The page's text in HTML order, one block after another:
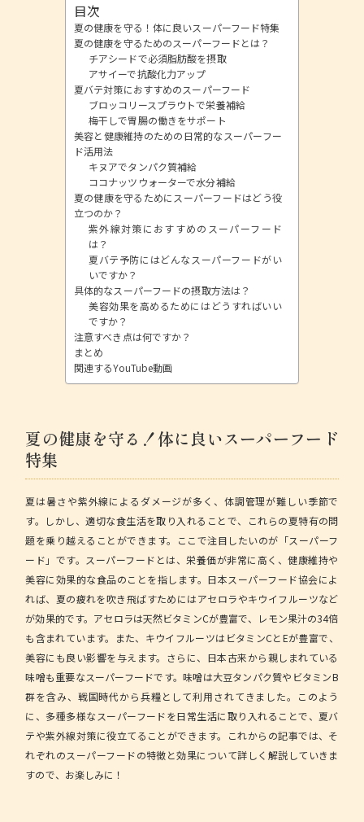
目次
夏の健康を守る！体に良いスーパーフード特集
夏の健康を守るためのスーパーフードとは？
チアシードで必須脂肪酸を摂取
アサイーで抗酸化力アップ
夏バテ対策におすすめのスーパーフード
ブロッコリースプラウトで栄養補給
梅干しで胃腸の働きをサポート
美容と健康維持のための日常的なスーパーフー
ド活用法
キヌアでタンパク質補給
ココナッツウォーターで水分補給
夏の健康を守るためにスーパーフードはどう役
立つのか？
紫外線対策におすすめのスーパーフード
は？
夏バテ予防にはどんなスーパーフードがい
いですか？
具体的なスーパーフードの摂取方法は？
美容効果を高めるためにはどうすればいい
ですか？
注意すべき点は何ですか？
まとめ
関連するYouTube動画
夏の健康を守る！体に良いスーパーフード
特集
夏は暑さや紫外線によるダメージが多く、体調管理が難しい季節で
す。しかし、適切な食生活を取り入れることで、これらの夏特有の問
題を乗り越えることができます。ここで注目したいのが「スーパーフ
ード」です。スーパーフードとは、栄養価が非常に高く、健康維持や
美容に効果的な食品のことを指します。日本スーパーフード協会によ
れば、夏の疲れを吹き飛ばすためにはアセロラやキウイフルーツなど
が効果的です。アセロラは天然ビタミンCが豊富で、レモン果汁の34倍
も含まれています。また、キウイフルーツはビタミンCとEが豊富で、
美容にも良い影響を与えます。さらに、日本古来から親しまれている
味噌も重要なスーパーフードです。味噌は大豆タンパク質やビタミンB
群を含み、戦国時代から兵糧として利用されてきました。このよう
に、多種多様なスーパーフードを日常生活に取り入れることで、夏バ
テや紫外線対策に役立てることができます。これからの記事では、そ
れぞれのスーパーフードの特徴と効果について詳しく解説していきま
すので、お楽しみに！